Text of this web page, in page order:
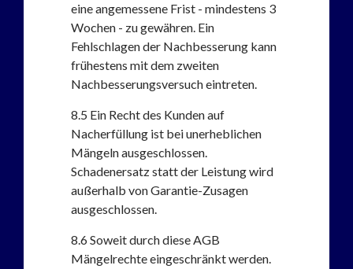
eine angemessene Frist - mindestens 3
Wochen - zu gewähren. Ein
Fehlschlagen der Nachbesserung kann
frühestens mit dem zweiten
Nachbesserungsversuch eintreten.
8.5 Ein Recht des Kunden auf
Nacherfüllung ist bei unerheblichen
Mängeln ausgeschlossen.
Schadenersatz statt der Leistung wird
außerhalb von Garantie-Zusagen
ausgeschlossen.
8.6Soweit durch diese AGB
Mängelrechte eingeschränkt werden.